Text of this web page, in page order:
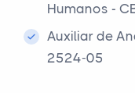
Humanos -
Auxiliar de
2524-05